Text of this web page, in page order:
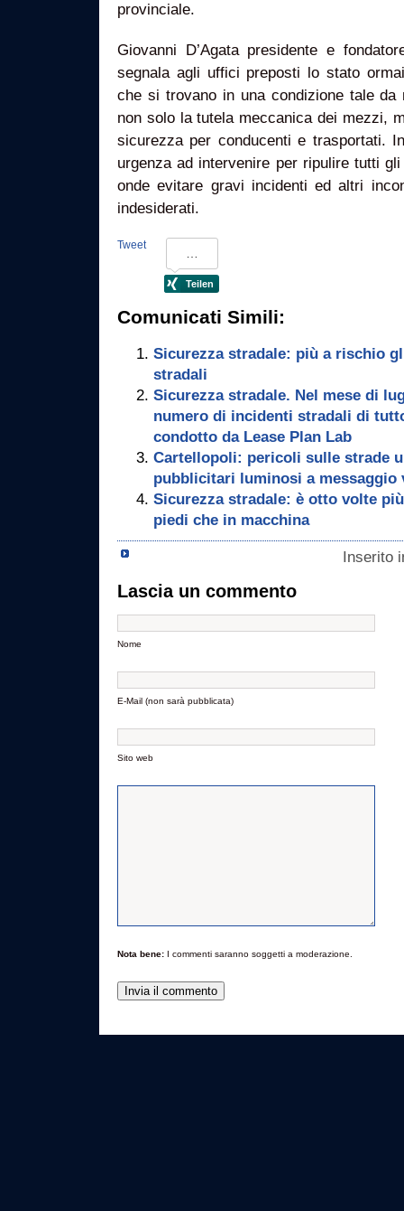
provinciale.
Giovanni D’Agata presidente e
segnala agli uffici preposti lo stato
che si trovano in una condizione tale da
non solo la tutela meccanica dei mezzi,
sicurezza per conducenti e trasportati.
urgenza ad intervenire per ripulire tutti
onde evitare gravi incidenti ed altri
indesiderati.
Tweet
Comunicati Simili:
Sicurezza stradale: più a rischio
stradali
Sicurezza stradale. Nel mese di
numero di incidenti stradali di
condotto da Lease Plan Lab
Cartellopoli: pericoli sulle strade
pubblicitari luminosi a messaggio
Sicurezza stradale: è otto volte
piedi che in macchina
Inserito
Lascia un commento
Nome
E-Mail (non sarà pubblicata)
Sito web
Nota bene: I commenti saranno soggetti a moderazione.